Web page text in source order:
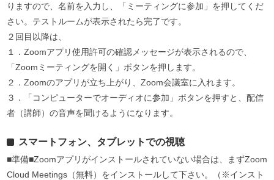
りますので、名前を入力し、「ミーティングに参加」を押してくだ
さい。テストルームが表示されたら完了です。
２回目以降は、
１．Zoomアプリ使用許可の確認メッセージが表示されるので、
「Zoomミーティングを開く」ボタンを押します。
２．Zoomのアプリが立ち上がり、Zoom会議室に入れます。
３．「コンピューターでオーディオに参加」ボタンを押すと、配信
者（講師）の音声を聞けるようになります。
スマートフォン、タブレットでの視聴
■準備■Zoomアプリがインストールされていない場合は、まずZoom
Cloud Meetings（無料）をインストールして下さい。（※インスト